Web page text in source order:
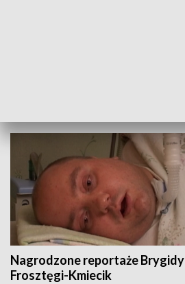
Nagrodzone reportaże Brygidy
Frosztęgi-Kmiecik